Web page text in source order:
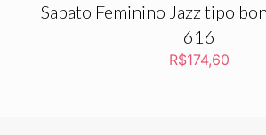
Sapato Feminino Jazz tipo
616
R$174,60